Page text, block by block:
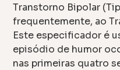
Transtorno Bipolar
frequentemente, ao
Este especificador é
episódio de humor
nas primeiras quatro